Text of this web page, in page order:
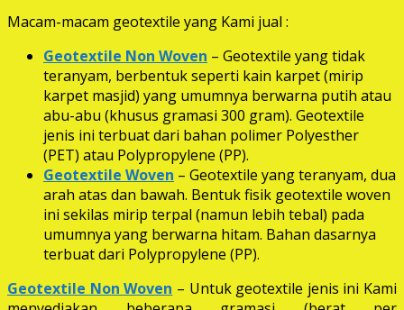
Macam-macam geotextile yang Kami jual :
Geotextile Non Woven – Geotextile yang tidak
teranyam, berbentuk seperti kain karpet (mirip
karpet masjid) yang umumnya berwarna putih atau
abu-abu (khusus gramasi 300 gram). Geotextile
jenis ini terbuat dari bahan polimer Polyesther
(PET) atau Polypropylene (PP).
Geotextile Woven – Geotextile yang teranyam, dua
arah atas dan bawah. Bentuk fisik geotextile woven
ini sekilas mirip terpal (namun lebih tebal) pada
umumnya yang berwarna hitam. Bahan dasarnya
terbuat dari Polypropylene (PP).
Geotextile Non Woven – Untuk geotextile jenis ini Kami